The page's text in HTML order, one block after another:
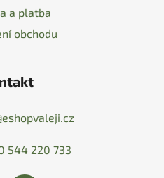
a platba
obchodu
eshopvaleji.cz
544 220 733